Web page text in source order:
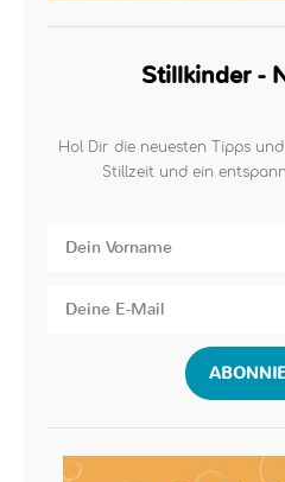
Stillkinder -
Hol Dir die neuesten Tipps
Stillzeit und ein